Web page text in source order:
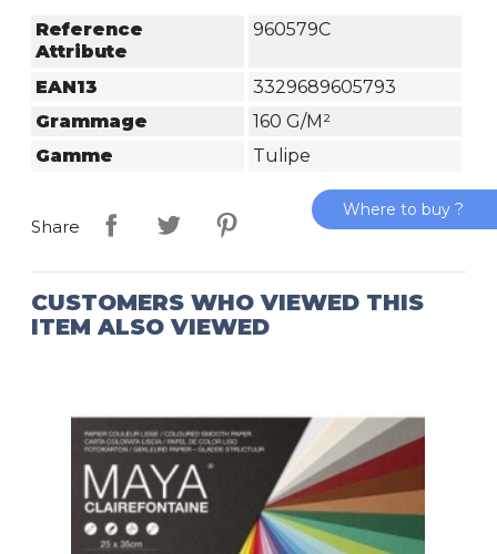
Reference
Attribute
960579C
EAN13
3329689605793
Grammage
160 G/m²
Gamme
Tulipe
Share
CUSTOMERS WHO VIEWED THIS
ITEM ALSO VIEWED
Where to buy ?